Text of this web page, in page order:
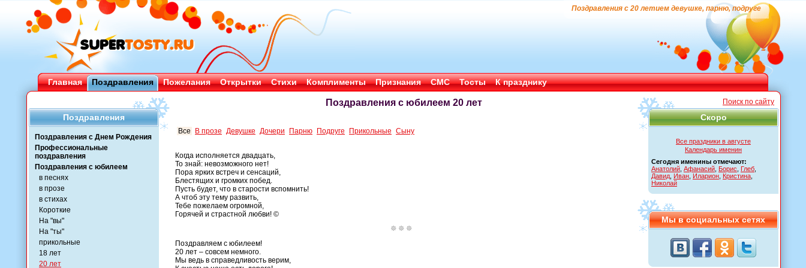
Поздравления с 20 летием девушке, парню, подруге
Главная Поздравления Пожелания Открытки Стихи Комплименты Признания СМС Тосты К празднику
Поздравления
Поздравления с Днем Рождения
Профессиональные
поздравления
Поздравления с юбилеем
в песнях
в прозе
в стихах
Короткие
На "вы"
На "ты"
прикольные
18 лет
20 лет
Поиск по сайту
Скоро
Все праздники в августе
Календарь именин
Сегодня именины отмечают:
Анатолий Афанасий Борис Глеб
Давид Иван Иларион Кристина
Николай
Мы в социальных сетях
Поздравления с юбилеем 20 лет
Все В прозе Девушке Дочери Парню Подруге Прикольные Сыну
Когда исполняется двадцать,
То знай: невозможного нет!
Пора ярких встреч и сенсаций,
Блестящих и громких побед.
Пусть будет, что в старости вспомнить!
А чтоб эту тему развить,
Тебе пожелаем огромной,
Горячей и страстной любви! ©
Поздравляем с юбилеем!
20 лет – совсем немного.
Мы ведь в справедливость верим,